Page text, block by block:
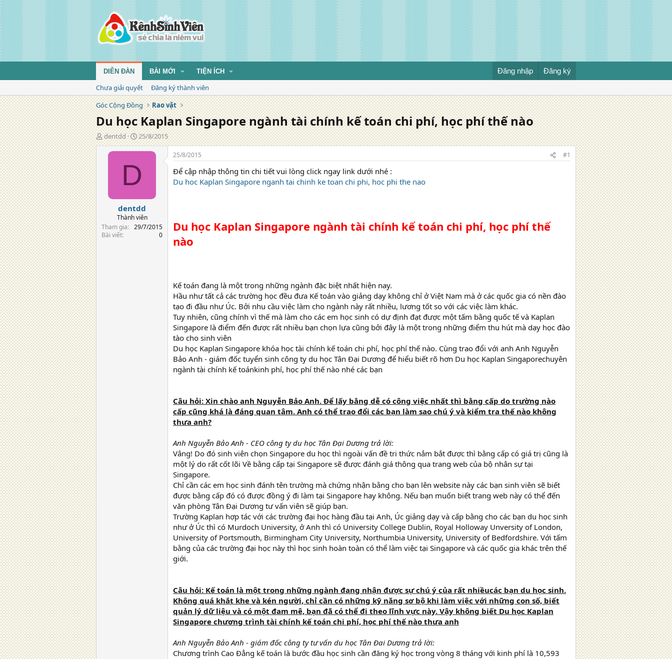
DIỄN ĐÀN BÀI MỚI TIỆN ÍCH Đăng nhập Đăng ký
Chưa giải quyết
Đăng ký thành viên
Góc Cộng Đồng
Rao vặt
Du học Kaplan Singapore ngành tài chính kế toán chi phí, học phí thế nào
T
á
dentdd
N
g
à
đ
ă
g
25/8/2015
D
dentdd
Thành viên
Tham gia
29/7/2015
Bài viết
0
25/8/2015 #1
Để cập nhập thông tin chi tiết vui lòng click ngay link dưới nhé :
Du hoc Kaplan Singapore nganh tai chinh ke toan chi phi, hoc phi the nao
Du học Kaplan Singapore ngành tài chính kế toán chi phí, học phí thế
nào
Kế toán đang là một trong những ngành đặc biệt nhất hiện nay.
Hầu như tất cả các trường học đều đưa Kế toán vào giảng dạy không chỉ ở Việt Nam mà ở các quốc gia có nền đào
tạo đi đầu như Úc. Bởi nhu cầu việc làm cho ngành này rất nhiều, lương tốt so với các việc làm khác.
Tuy nhiên, cũng chính vì thế mà làm cho các em học sinh có dự định đạt được một tấm bằng quốc tế và Kaplan
Singapore là điểm đến được rất nhiều bạn chọn lựa cũng bởi đây là một trong những điểm thu hút mà dạy học đào
tào cho sinh viên
Du học Kaplan Singapore khóa học tài chính kế toán chi phí, học phí thế nào. Cùng trao đổi với anh Anh Nguyễn
Bảo Anh - giám đốc tuyển sinh công ty du học Tân Đại Dương để hiểu biết rõ hơn Du học Kaplan Singaporechuyên
ngành tài chính kế toánkinh phí, học phí thế nào nhé các bạn
Câu hỏi: Xin chào anh Nguyễn Bảo Anh. Để lấy bằng dễ có công việc nhất thì bằng cấp do trường nào
cấp cũng khá là đáng quan tâm. Anh có thể trao đổi các bạn làm sao chú ý và kiểm tra thế nào không
thưa anh?
Anh Nguyễn Bảo Anh - CEO công ty du học Tân Đại Dương trả lời:
Vâng! Do đó sinh viên chọn Singapore du học thì ngoài vấn đề tri thức nắm bắt được thì bằng cấp có giá trị cũng là
một lý do rất cốt lõi Về bằng cấp tại Singapore sẽ được đánh giá thông qua trang web của bộ nhân sự tại
Singapore.
Chỉ cần các em học sinh đánh tên trường mà chứng nhận bằng cho bạn lên website này các bạn sinh viên sẽ biết
được bằng cấp đó có được đồng ý đi làm tại Singapore hay không. Nếu bạn muốn biết trang web này có thể đến
văn phòng Tân Đại Dương tư vấn viên sẽ giúp bạn.
Trường Kaplan hợp tác với các trường đại học hàng đầu tại Anh, Úc giảng dạy và cấp bằng cho các bạn du học sinh
như ở Úc thì có Murdoch University, ở Anh thì có University College Dublin, Royal Holloway Unversity of London,
University of Portsmouth, Birmingham City University, Northumbia University, University of Bedfordshire. Với tấm
bằng của các trường đại học này thì học sinh hoàn toàn có thể làm việc tại Singapore và các quốc gia khác trên thế
giới.
Câu hỏi: Kế toán là một trong những ngành đang nhận được sự chú ý của rất nhiềucác bạn du học sinh.
Không quá khắt khe và kén người, chỉ cần có những kỹ năng sơ bộ khi làm việc với những con số, biết
quản lý dữ liệu và có một đam mê, bạn đã có thể đi theo lĩnh vực này. Vậy không biết Du học Kaplan
Singapore chương trình tài chính kế toán chi phí, học phí thế nào thưa anh
Anh Nguyễn Bảo Anh - giám đốc công ty tư vấn du học Tân Đai Dương trả lời:
Chương trình Cao Đẳng kế toán là bước đầu học sinh cần đăng ký học trong vòng 8 tháng với kinh phí là 10,593